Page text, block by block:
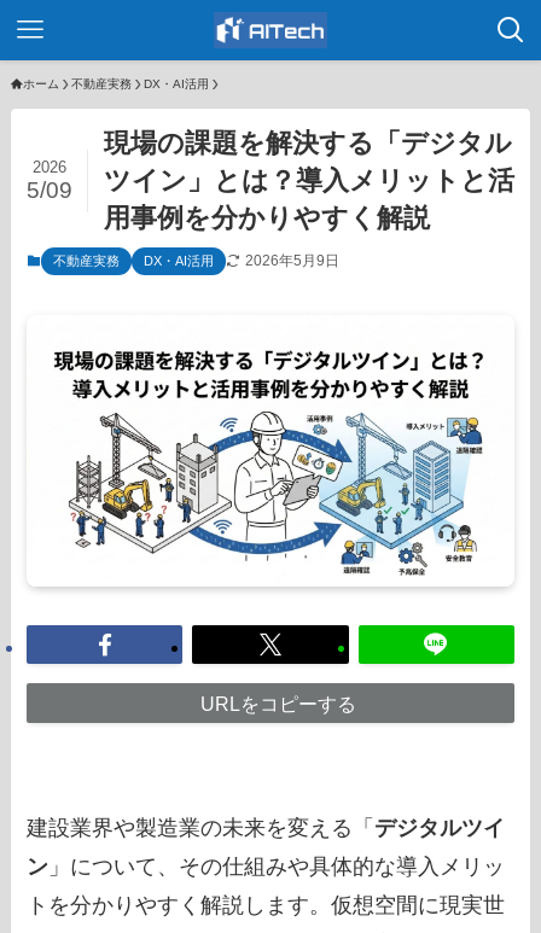
ホーム 不動産実務 DX・AI活用
現場の課題を解決する「デジタル
ツイン」とは？導入メリットと活
用事例を分かりやすく解説
2026
5/09
不動産実務 DX・AI活用 2026年5月9日
URLをコピーする
建設業界や製造業の未来を変える「 デジタルツイ
ン 」について、その仕組みや具体的な導入メリッ
トを分かりやすく解説します。仮想空間に現実世